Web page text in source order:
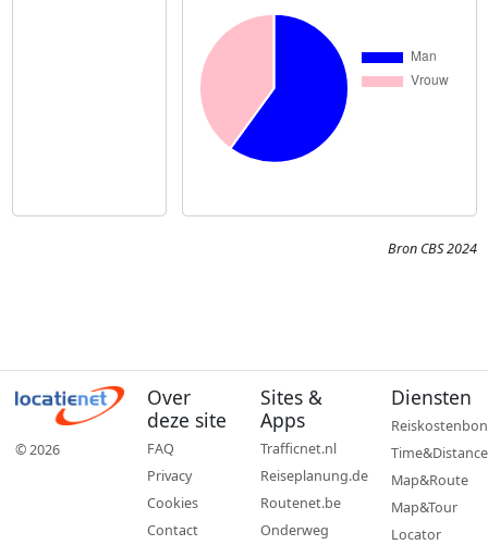
Bron CBS 2024
© 2026
Over
deze site
FAQ
Privacy
Cookies
Contact
Sites &
Apps
Trafficnet.nl
Reiseplanung.de
Routenet.be
Onderweg
Diensten
Reiskostenbon
Time&Distance
Map&Route
Map&Tour
Locator